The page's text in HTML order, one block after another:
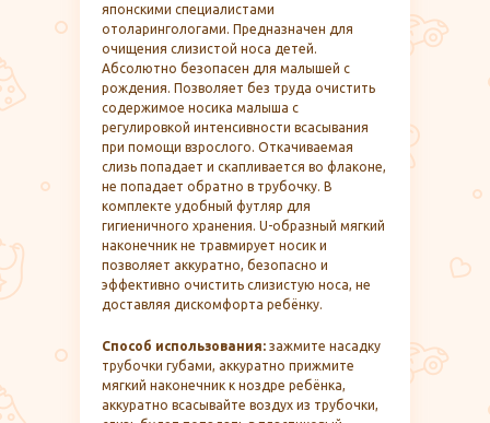
японскими специалистами
отоларингологами. Предназначен для
очищения слизистой носа детей.
Абсолютно безопасен для малышей с
рождения. Позволяет без труда очистить
содержимое носика малыша с
регулировкой интенсивности всасывания
при помощи взрослого. Откачиваемая
слизь попадает и скапливается во флаконе,
не попадает обратно в трубочку. В
комплекте удобный футляр для
гигиеничного хранения. U-образный мягкий
наконечник не травмирует носик и
позволяет аккуратно, безопасно и
эффективно очистить слизистую носа, не
доставляя дискомфорта ребёнку.
Способ использования: зажмите насадку
трубочки губами, аккуратно прижмите
мягкий наконечник к ноздре ребёнка,
аккуратно всасывайте воздух из трубочки,